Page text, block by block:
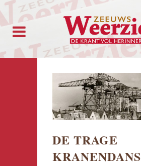
DE TRAGE
KRANENDANS